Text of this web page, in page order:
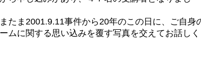
たま2001.9.11事件から20年のこの日に、ご自身
ムに関する思い込みを覆す写真を交えてお話しく